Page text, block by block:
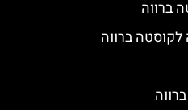
ברווה
לקוסטה ברווה